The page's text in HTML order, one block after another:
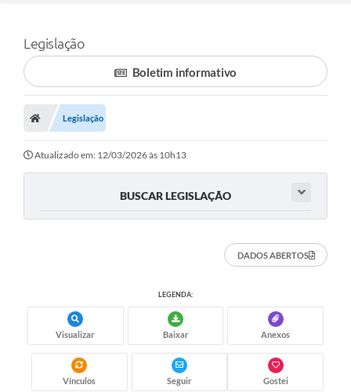
Legislação
Boletim informativo
Legislação
Atualizado em: 12/03/2026 às 10h13
BUSCAR LEGISLAÇÃO
DADOS ABERTOS
LEGENDA:
Visualizar Baixar Anexos
Vínculos Seguir Gostei